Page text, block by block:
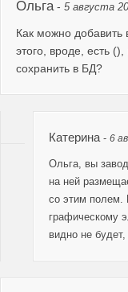
Ольга - 5 августа
Как можно добавить
этого, вроде, есть
сохранить в БД?
Катерина- 6
Ольга, вы
на ней
со этим полем.
графическому
видно не